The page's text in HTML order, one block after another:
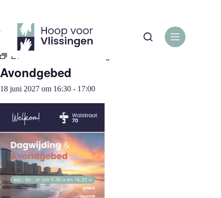
inhoud
« Alle Evenementen
Evenementenreeks:
Avondgebed
18 juni 2027 om 16:30 - 17:00